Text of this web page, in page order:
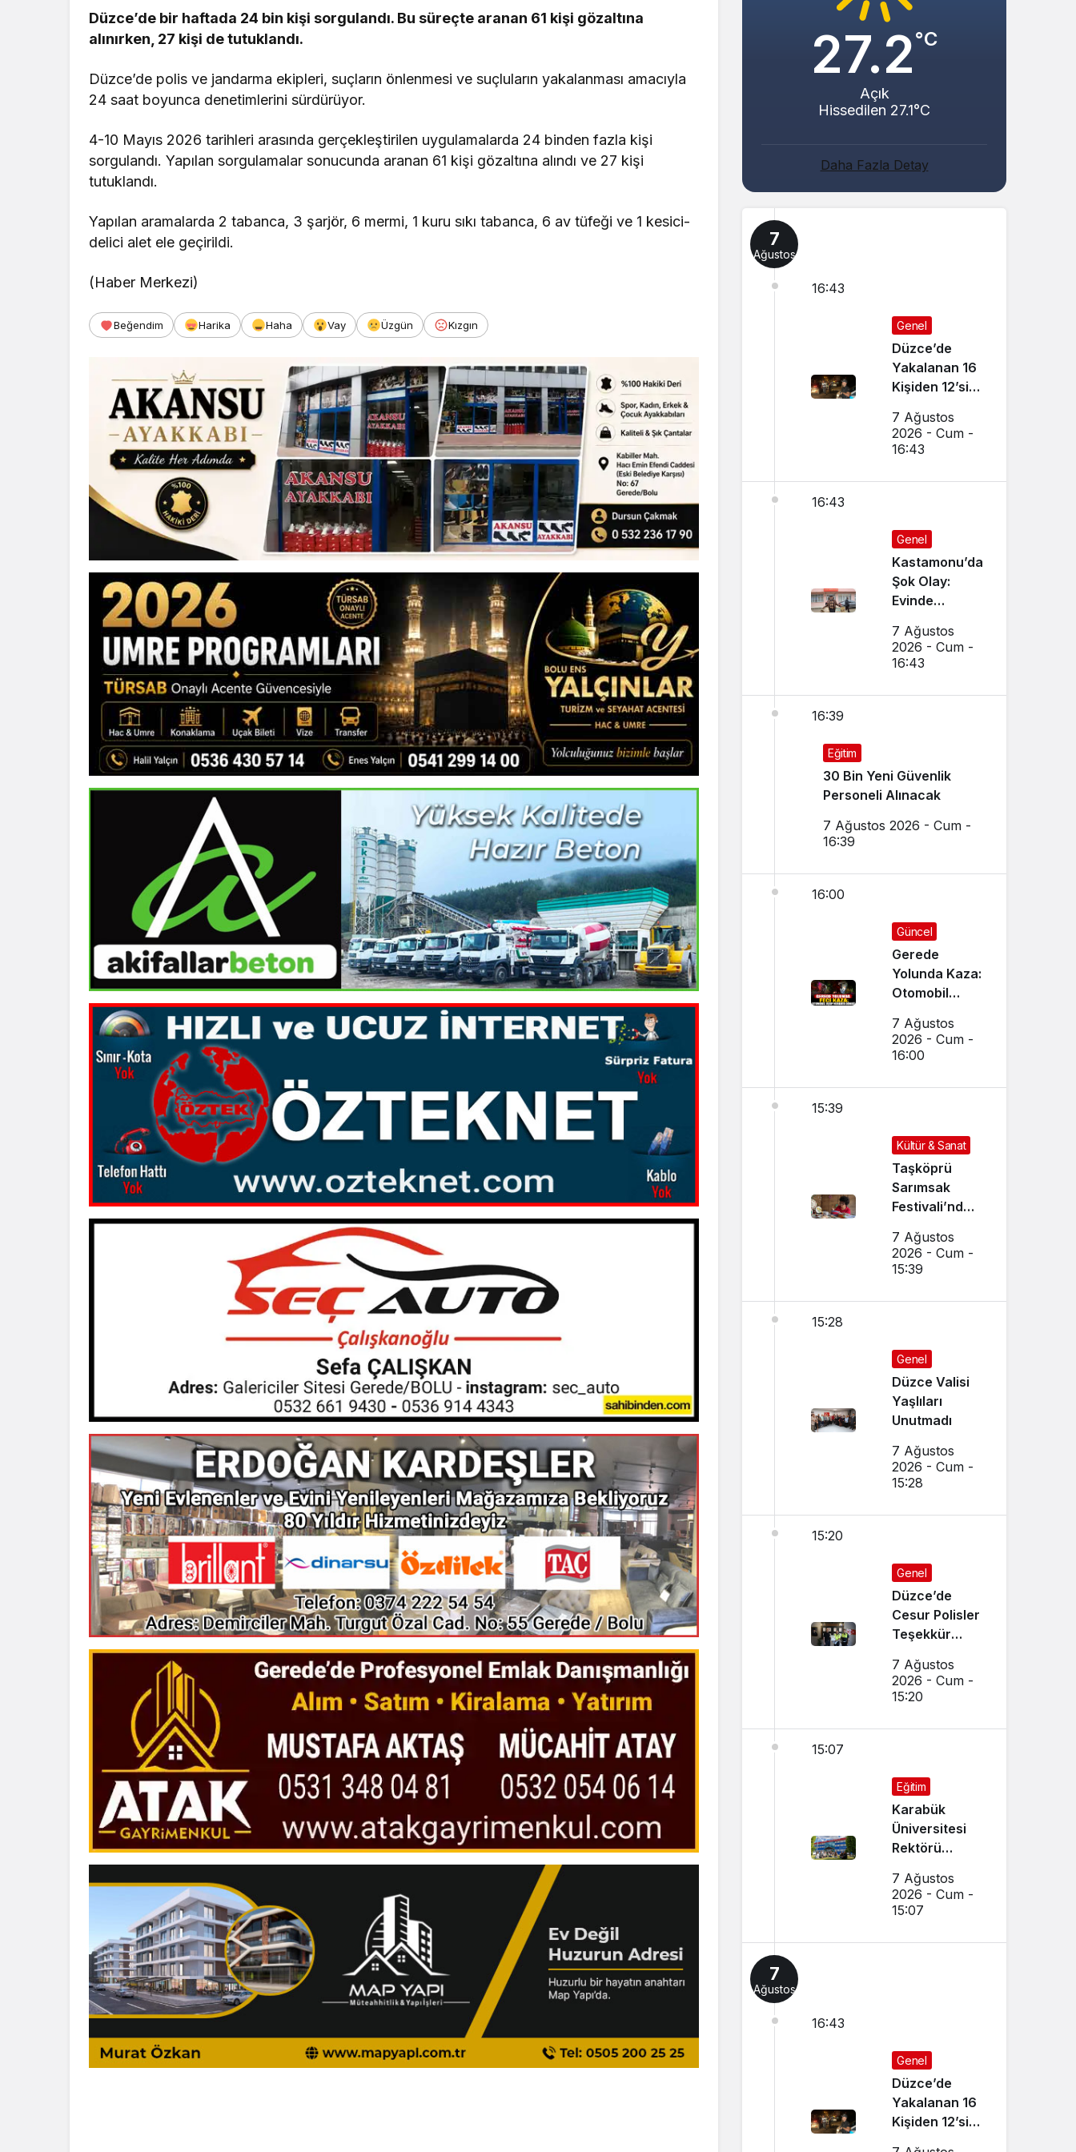
Düzce’de bir haftada 24 bin kişi sorgulandı. Bu süreçte aranan 61 kişi gözaltına
alınırken, 27 kişi de tutuklandı.
Düzce’de polis ve jandarma ekipleri, suçların önlenmesi ve suçluların yakalanması amacıyla
24 saat boyunca denetimlerini sürdürüyor.
4-10 Mayıs 2026 tarihleri arasında gerçekleştirilen uygulamalarda 24 binden fazla kişi
sorgulandı. Yapılan sorgulamalar sonucunda aranan 61 kişi gözaltına alındı ve 27 kişi
tutuklandı.
Yapılan aramalarda 2 tabanca, 3 şarjör, 6 mermi, 1 kuru sıkı tabanca, 6 av tüfeği ve 1 kesici-
delici alet ele geçirildi.
(Haber Merkezi)
Beğendim Harika Haha Vay Üzgün Kızgın
27.2°C
Açık
Hissedilen 27.1°C
Daha Fazla Detay
7
Ağustos
16:43
Genel
Düzce’de
Yakalanan 16
Kişiden 12’si
7 Ağustos
2026 - Cum -
16:43
16:43
Genel
Kastamonu’da
Şok Olay:
Evinde
Halde
Bulundu
7 Ağustos
2026 - Cum -
16:43
16:39
Eğitim
30 Bin Yeni Güvenlik
Personeli Alınacak
7 Ağustos 2026 - Cum -
16:39
16:00
Güncel
Gerede
Yolunda Kaza:
Otomobil
Hurdaya
Döndü
7 Ağustos
2026 - Cum -
16:00
15:39
Kültür & Sanat
Taşköprü
Sarımsak
Festivali’nde
Yöresel
Lezzetler
7 Ağustos
2026 - Cum -
15:39
15:28
Genel
Düzce Valisi
Yaşlıları
Unutmadı
7 Ağustos
2026 - Cum -
15:28
15:20
Genel
Düzce’de
Cesur Polisler
Teşekkür
7 Ağustos
2026 - Cum -
15:20
15:07
Eğitim
Karabük
Üniversitesi
Rektörü
Aday
Öğrencilere
7 Ağustos
2026 - Cum -
15:07
7
Ağustos
16:43
Genel
Düzce’de
Yakalanan 16
Kişiden 12’si